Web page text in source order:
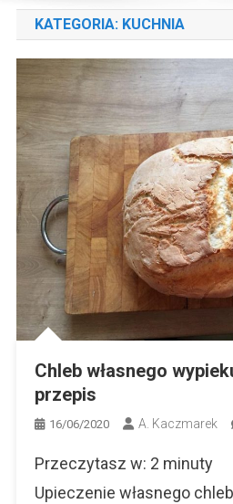
KATEGORIA: KUCHNIA
Chleb własnego
przepis
16/06/2020 A. Kaczmarek
Przeczytasz w: 2 minuty
Upieczenie własnego